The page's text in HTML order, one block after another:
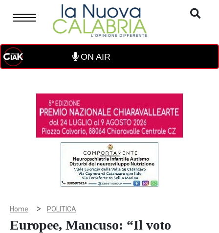
ON AIR
Home > POLITICA
Europee, Mancuso: “Il voto